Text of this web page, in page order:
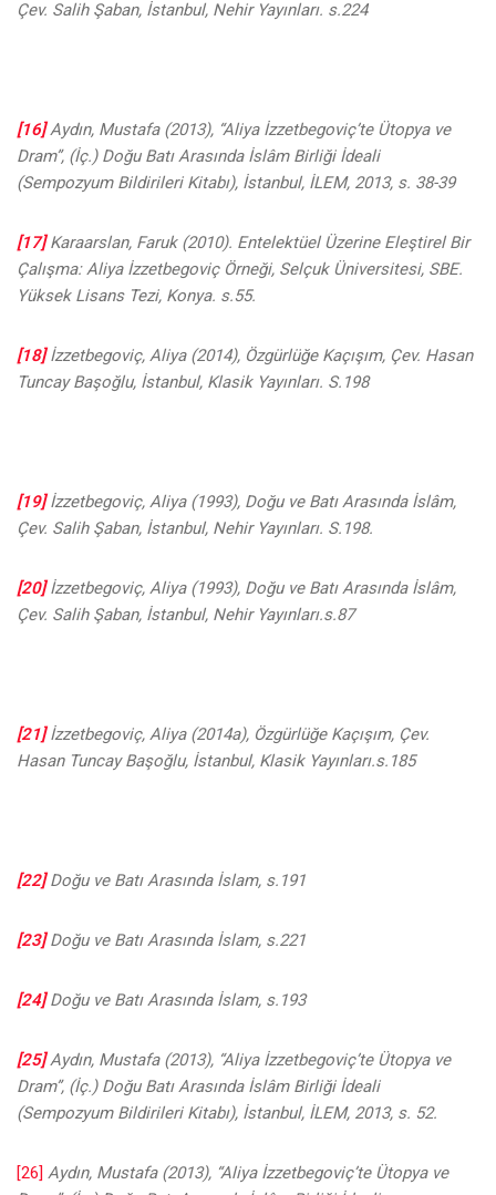
Çev. Salih Şaban, İstanbul, Nehir Yayınları. s.224
[16]Aydın, Mustafa (2013), “Aliya İzzetbegoviç’te Ütopya ve
Dram”, (İç.) Doğu Batı Arasında İslâm Birliği İdeali
(Sempozyum Bildirileri Kitabı), İstanbul, İLEM, 2013, s. 38-39
[17]Karaarslan, Faruk (2010). Entelektüel Üzerine Eleştirel Bir
Çalışma: Aliya İzzetbegoviç Örneği, Selçuk Üniversitesi, SBE.
Yüksek Lisans Tezi, Konya. s.55.
[18]İzzetbegoviç, Aliya (2014), Özgürlüğe Kaçışım, Çev. Hasan
Tuncay Başoğlu, İstanbul, Klasik Yayınları. S.198
[19]İzzetbegoviç, Aliya (1993), Doğu ve Batı Arasında İslâm,
Çev. Salih Şaban, İstanbul, Nehir Yayınları. S.198.
[20]İzzetbegoviç, Aliya (1993), Doğu ve Batı Arasında İslâm,
Çev. Salih Şaban, İstanbul, Nehir Yayınları.s.87
[21]İzzetbegoviç, Aliya (2014a), Özgürlüğe Kaçışım, Çev.
Hasan Tuncay Başoğlu, İstanbul, Klasik Yayınları.s.185
[22]Doğu ve Batı Arasında İslam, s.191
[23]Doğu ve Batı Arasında İslam, s.221
[24]Doğu ve Batı Arasında İslam, s.193
[25]Aydın, Mustafa (2013), “Aliya İzzetbegoviç’te Ütopya ve
Dram”, (İç.) Doğu Batı Arasında İslâm Birliği İdeali
(Sempozyum Bildirileri Kitabı), İstanbul, İLEM, 2013, s. 52.
[26] Aydın, Mustafa (2013), “Aliya İzzetbegoviç’te Ütopya ve